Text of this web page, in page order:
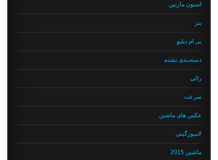
استون مارتین
بی ام دبلیو
دسته‌بندی نشده
رالی
سرعت
عکس های ماشین
لامبورگینی
ماشین 2015